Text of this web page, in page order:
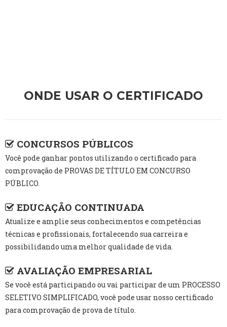
ONDE USAR O CERTIFICADO
CONCURSOS PÚBLICOS
Você pode ganhar pontos utilizando o certificado para
comprovação de PROVAS DE TÍTULO EM CONCURSO
PÚBLICO.
EDUCAÇÃO CONTINUADA
Atualize e amplie seus conhecimentos e competências
técnicas e profissionais, fortalecendo sua carreira e
possibilidando uma melhor qualidade de vida.
AVALIAÇÃO EMPRESARIAL
Se você está participando ou vai participar de um PROCESSO
SELETIVO SIMPLIFICADO, você pode usar nosso certificado
para comprovação de prova de título.